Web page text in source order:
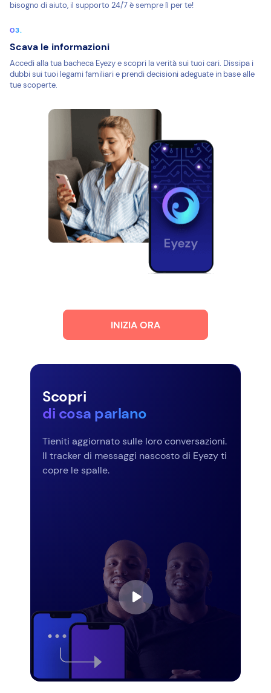
bisogno di aiuto, il supporto 24/7 è sempre lì per te!
Scava le informazioni
Accedi alla tua bacheca Eyezy e scopri la verità sui tuoi cari. Dissipa i
dubbi sui tuoi legami familiari e prendi decisioni adeguate in base alle
tue scoperte.
INIZIA ORA
Scopri
di cosa parlano
Tieniti aggiornato sulle loro conversazioni.
Il tracker di messaggi nascosto di Eyezy ti
copre le spalle.